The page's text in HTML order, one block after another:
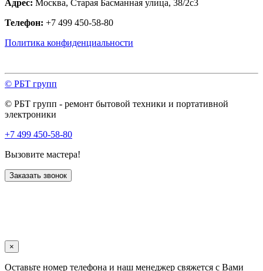
Адрес: Москва, Старая Басманная улица, 38/2с3
Телефон: +7 499 450-58-80
Политика конфиденциальности
© РБТ групп
© РБТ групп - ремонт бытовой техники и портативной
электроники
+7 499 450-58-80
Вызовите мастера!
Заказать звонок
×
Оставьте номер телефона и наш менеджер свяжется с Вами